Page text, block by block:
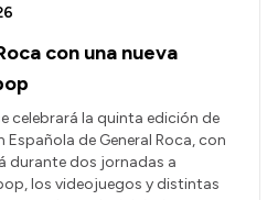
con una nueva
celebrará la quinta edición de
de General Roca, con
durante dos jornadas a
los videojuegos y distintas